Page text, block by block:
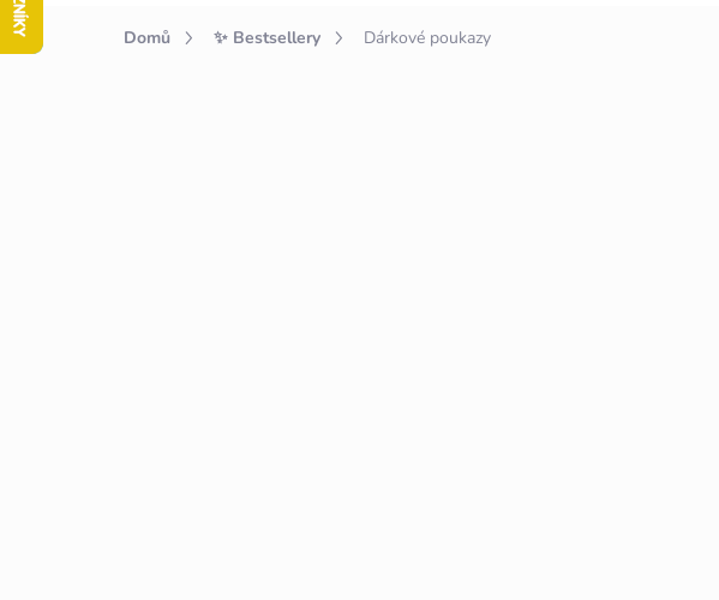
Domů ✨ Bestsellery Dárkové poukazy